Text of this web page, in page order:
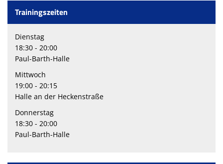
Trainingszeiten
Dienstag
18:30 - 20:00
Paul-Barth-Halle
Mittwoch
19:00 - 20:15
Halle an der Heckenstraße
Donnerstag
18:30 - 20:00
Paul-Barth-Halle